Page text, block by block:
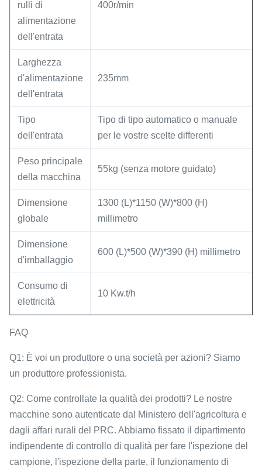
rulli di
alimentazione
dell'entrata
400r/min
Larghezza
d'alimentazione
dell'entrata
235mm
Tipo
dell'entrata
Tipo di tipo automatico o manuale
per le vostre scelte differenti
Peso principale
della macchina
55kg (senza motore guidato)
Dimensione
globale
1300 (L)*1150 (W)*800 (H)
millimetro
Dimensione
d'imballaggio
600 (L)*500 (W)*390 (H) millimetro
Consumo di
elettricità
10 Kw.t/h
FAQ
Q1: È voi un produttore o una società per azioni? Siamo
un produttore professionista.
Q2: Come controllate la qualità dei prodotti? Le nostre
macchine sono autenticate dal Ministero dell'agricoltura e
dagli affari rurali del PRC. Abbiamo fissato il dipartimento
indipendente di controllo di qualità per fare l'ispezione del
campione, l'ispezione della parte, il funzionamento di